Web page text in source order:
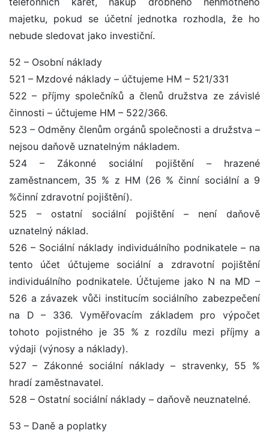
majetku, pokud se účetní jednotka rozhodla, že ho
nebude sledovat jako investiční.
52 – Osobní náklady
521 – Mzdové náklady – účtujeme HM – 521/331
522 – příjmy společníků a členů družstva ze závislé
činnosti – účtujeme HM – 522/366.
523 – Odměny členům orgánů společnosti a družstva –
nejsou daňově uznatelným nákladem.
524 – Zákonné sociální pojištění – hrazené
zaměstnancem, 35 % z HM (26 % činní sociální a 9
%činní zdravotní pojištění).
525 – ostatní sociální pojištění – není daňově
uznatelný náklad.
526 – Sociální náklady individuálního podnikatele – na
tento účet účtujeme sociální a zdravotní pojištění
individuálního podnikatele. Účtujeme jako N na MD –
526 a závazek vůči institucím sociálního zabezpečení
na D – 336. Vyměřovacím základem pro výpočet
tohoto pojistného je 35 % z rozdílu mezi příjmy a
výdaji (výnosy a náklady).
527 – Zákonné sociální náklady – stravenky, 55 %
hradí zaměstnavatel.
528 – Ostatní sociální náklady – daňově neuznatelné.
53 – Daně a poplatky